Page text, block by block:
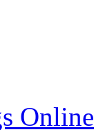
Online